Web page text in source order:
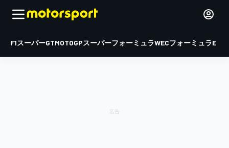
F1スーパーGTMOTOGPスーパーフォーミュラWECフォーミュラE